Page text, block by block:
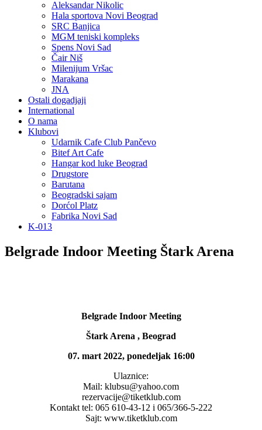
Aleksandar Nikolic
Hala sportova Novi Beograd
SRC Banjica
MGM teniski kompleks
Spens Novi Sad
Čair Niš
Milenijum Vršac
Marakana
JNA
Ostali dogadjaji
International
O nama
Klubovi
Udarnik Cafe Club Pančevo
Bitef Art Cafe
Hangar kod luke Beograd
Drugstore
Barutana
Beogradski sajam
Dorćol Platz
Fabrika Novi Sad
K-013
Belgrade Indoor Meeting Štark Arena
Belgrade Indoor Meeting
Štark Arena , Beograd
07. mart 2022, ponedeljak 16:00
Ulaznice:
Mail: klubsu@yahoo.com
rezervacije@tiketklub.com
Kontakt tel: 065 610-43-12 i 065/366-5-222
Sajt: www.tiketklub.com